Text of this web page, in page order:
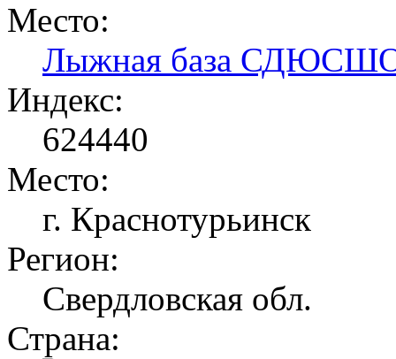
Место:
Лыжная база
Индекс:
624440
Место:
г. Краснотурьинск
Регион:
Свердловская обл.
Страна: